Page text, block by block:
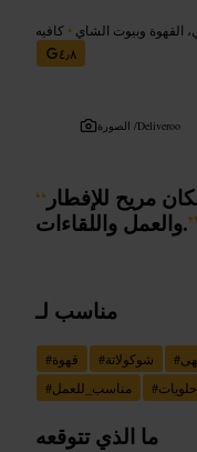
القهوة وبيوت الشاي • كافيه
٤٫٨
الصورة /Deliveroo
“ مريح للإفطار
والعمل واللقاءات.”
مناسب لـ
#قهوة #شوكولاتة #
#مناسب_للعمل #حلويات
ما الذي تتوقعه